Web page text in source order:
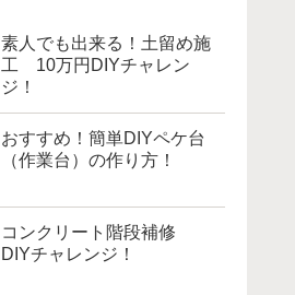
素人でも出来る！土留め施
工 10万円DIYチャレン
ジ！
おすすめ！簡単DIYペケ台
（作業台）の作り方！
コンクリート階段補修
DIYチャレンジ！